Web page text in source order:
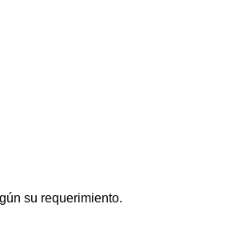
su requerimiento.